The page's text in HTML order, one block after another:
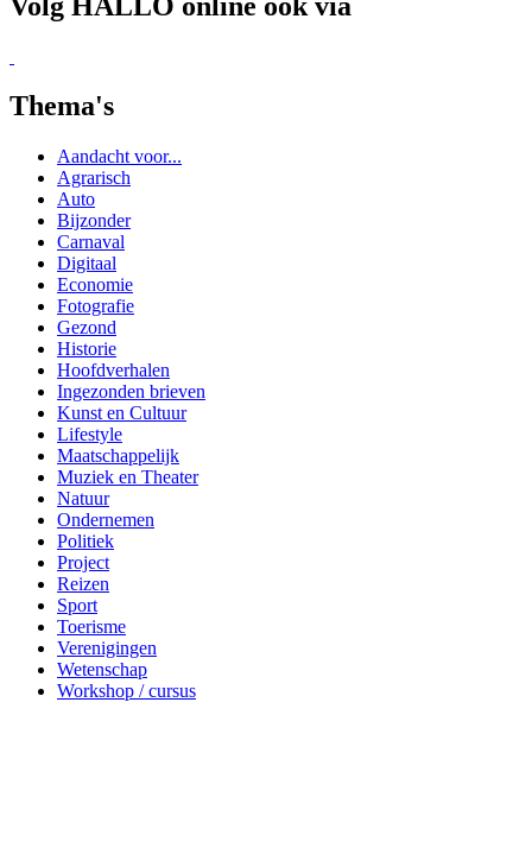
Fotografie
Ingezonden brieven
Lifestyle
Maatschappelijk
Muziek en Theater
Natuur
Ondernemen
Politiek
Project
Reizen
Sport
Toerisme
Verenigingen
Wetenschap
Workshop / cursus